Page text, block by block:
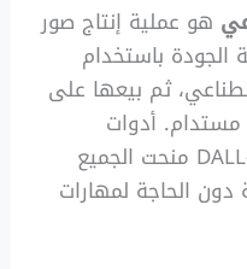
هو عملية إنتاج صور
الجودة باستخدام
ثم بيعها على
أدوات
متطورة مثل Midjourney وDALL-E منحت الجميع
دون الحاجة لمهارات